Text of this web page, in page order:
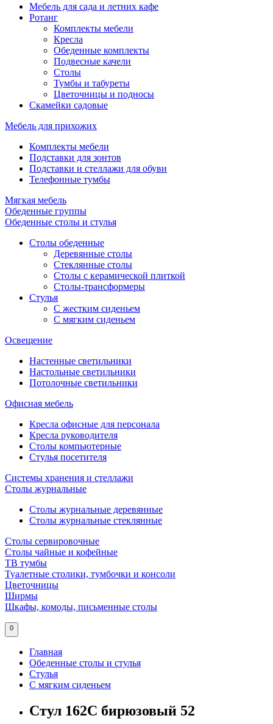
Мебель для сада и летних кафе
Ротанг
Комплекты мебели
Кресла
Обеденные комплекты
Подвесные качели
Столы
Тумбы и табуреты
Цветочницы и подносы
Скамейки садовые
Мебель для прихожих
Комплекты мебели
Подставки для зонтов
Подставки и стеллажи для обуви
Телефонные тумбы
Мягкая мебель
Обеденные группы
Обеденные столы и стулья
Столы обеденные
Деревянные столы
Стеклянные столы
Столы с керамической плиткой
Столы-трансформеры
Стулья
С жестким сиденьем
С мягким сиденьем
Освещение
Настенные светильники
Настольные светильники
Потолочные светильники
Офисная мебель
Кресла офисные для персонала
Кресла руководителя
Столы компьютерные
Стулья посетителя
Системы хранения и стеллажи
Столы журнальные
Столы журнальные деревянные
Столы журнальные стеклянные
Столы сервировочные
Столы чайные и кофейные
ТВ тумбы
Туалетные столики, тумбочки и консоли
Цветочницы
Ширмы
Шкафы, комоды, письменные столы
0
Главная
Обеденные столы и стулья
Стулья
С мягким сиденьем
Стул 162C бирюзовый 52